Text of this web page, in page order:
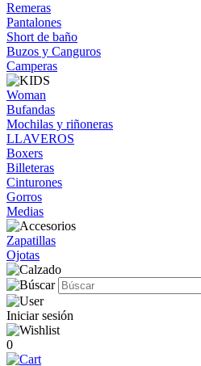
Remeras
Pantalones
Short de baño
Buzos y Canguros
Camperas
Woman
Bufandas
Mochilas y riñoneras
LLAVEROS
Boxers
Billeteras
Cinturones
Gorros
Medias
Zapatillas
Ojotas
Iniciar sesión
0